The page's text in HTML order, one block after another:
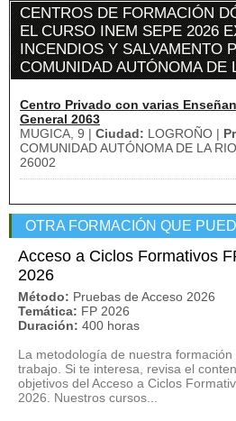
CENTROS DE FORMACIÓN
EL CURSO INEM SEPE 2026
INCENDIOS Y SALVAMENTO
COMUNIDAD AUTÓNOMA DE
Centro Privado con varias
General 2063
MUGICA, 9 | Ciudad: LOGROÑO |
COMUNIDAD AUTÓNOMA DE LA
26002
OTRA FORMACIÓN QUE
Acceso a Ciclos Formativos
2026
Método: Pruebas de Acceso 2026
Temática: FP 2026
Duración: 400 horas
La metodología de nuestra
trabajo. Si te interesa, revisa el
objetivos del Acceso a Ciclos
2026. Nuestros cursos...